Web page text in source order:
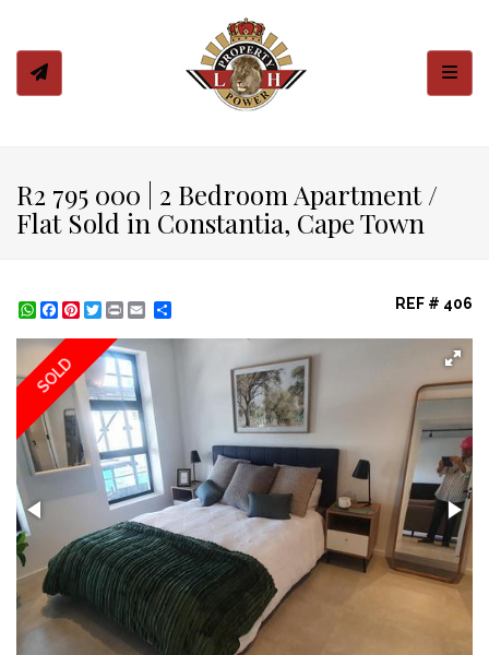
R2 795 000 | 2 Bedroom Apartment /
Flat Sold in Constantia, Cape Town
WhatsApp
Facebook
Pinterest
Twitter
Print REF # 406
SOLD